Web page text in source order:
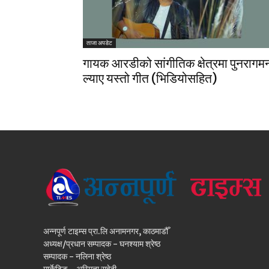
ताजा अपडेट
गायक आरडीको सांगीतिक क्षेत्रमा
ल्याए यस्तो गीत (भिडियोसहित)
अन्नपूर्ण टाइम्स प्रा.लि अनामनगर, काठमाडौँ
अध्यक्ष/प्रधान सम्पादक - घनश्याम श्रेष्ठ
सम्पादक - नलिना श्रेष्ठ